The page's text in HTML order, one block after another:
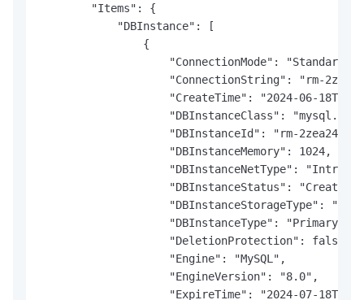
        "Items": {
            "DBInstance": [
                {
                    "ConnectionMode": "Standard",
"ConnectionString": "rm-
"CreateTime": "2024-06-
"DBInstanceClass":
"DBInstanceId": "rm-
                    "DBInstanceMemory": 1024,
"DBInstanceNetType":
"DBInstanceStatus":
"DBInstanceStorageType":
                    "DBInstanceType": "Primary",
                    "DeletionProtection": false,
                    "Engine": "MySQL",
                    "EngineVersion": "8.0",
"ExpireTime": "2024-07-